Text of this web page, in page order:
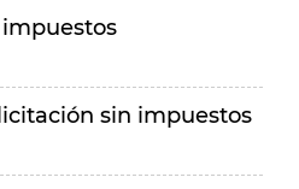
sin impuestos